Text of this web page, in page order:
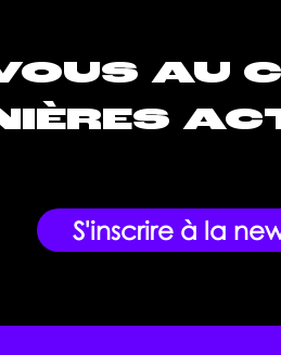
AU
S'inscrire à la